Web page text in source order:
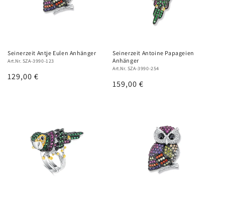
Seinerzeit Antje Eulen Anhänger
Art.Nr. SZA-3990-123
Normaler
129,00 €
Seinerzeit Antoine Papageien
Anhänger
Art.Nr. SZA-3990-254
Normaler
159,00 €